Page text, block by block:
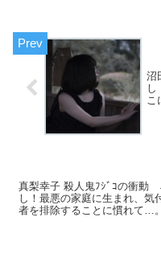
沼
し
こ
真梨幸子 殺人鬼ﾌｼﾞｺの衝動
し！最悪の家庭に生まれ、気
者を排除することに慣れて…。